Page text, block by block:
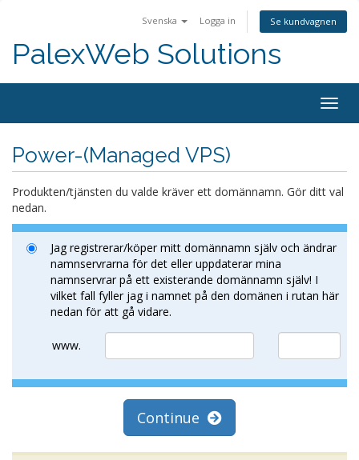
Svenska Logga in Se kundvagnen
PalexWeb Solutions
Power-(Managed VPS)
Produkten/tjänsten du valde kräver ett domännamn. Gör ditt val
nedan.
Jag registrerar/köper mitt domännamn själv och ändrar
namnservrarna för det eller uppdaterar mina
namnservrar på ett existerande domännamn själv! I
vilket fall fyller jag i namnet på den domänen i rutan här
nedan för att gå vidare.
www.
Continue